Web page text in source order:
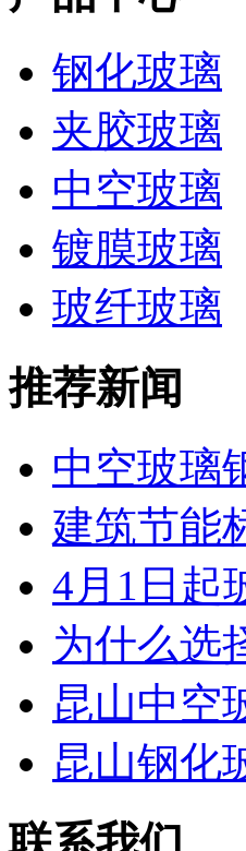
钢化玻璃
夹胶玻璃
中空玻璃
镀膜玻璃
玻纤玻璃
推荐新闻
中空玻璃
建筑节能
4月1日起
为什么选
昆山中空
昆山钢化